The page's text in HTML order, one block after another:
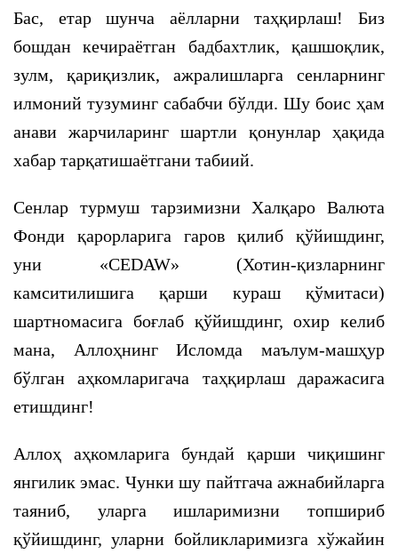
Бас, етар шунча аёлларни таҳқирлаш! Биз
бошдан кечираётган бадбахтлик, қашшоқлик,
зулм, қариқизлик, ажралишларга сенларнинг
илмоний тузуминг сабабчи бўлди. Шу боис ҳам
анави жарчиларинг шартли қонунлар ҳақида
хабар тарқатишаётгани табиий.
Сенлар турмуш тарзимизни Халқаро Валюта
Фонди қарорларига гаров қилиб қўйишдинг,
уни «CEDAW» (Хотин-қизларнинг
камситилишига қарши кураш қўмитаси)
шартномасига боғлаб қўйишдинг, охир келиб
мана, Аллоҳнинг Исломда маълум-машҳур
бўлган аҳкомларигача таҳқирлаш даражасига
етишдинг!
Аллоҳ аҳкомларига бундай қарши чиқишинг
янгилик эмас. Чунки шу пайтгача ажнабийларга
таяниб, уларга ишларимизни топшириб
қўйишдинг, уларни бойликларимизга хўжайин